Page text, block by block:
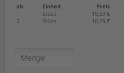
ab Einheit
Preis
1
Stück
10,59 €
5
Stück 10,29 €